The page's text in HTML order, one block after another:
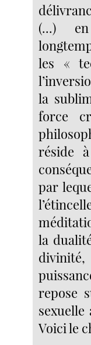
(...)
les «
la
force
réside
par
la
repose
Voici le